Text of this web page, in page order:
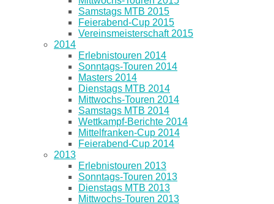
Samstags MTB 2015
Feierabend-Cup 2015
Vereinsmeisterschaft 2015
2014
Erlebnistouren 2014
Sonntags-Touren 2014
Masters 2014
Dienstags MTB 2014
Mittwochs-Touren 2014
Samstags MTB 2014
Wettkampf-Berichte 2014
Mittelfranken-Cup 2014
Feierabend-Cup 2014
2013
Erlebnistouren 2013
Sonntags-Touren 2013
Dienstags MTB 2013
Mittwochs-Touren 2013